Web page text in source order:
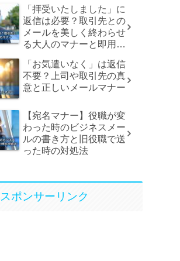
「拝受いたしました」に
返信は必要？取引先との
メールを美しく終わらせ
る大人のマナーと即用文
「お気遣いなく」は返信
不要？上司や取引先の真
意と正しいメールマナー
【宛名マナー】役職が変
わった時のビジネスメー
ルの書き方と旧役職で送
った時の対処法
スポンサーリンク